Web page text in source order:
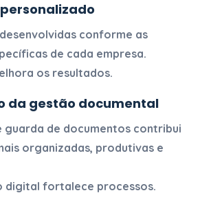
conforme as
de cada empresa.
os resultados.
da gestão documental
guarda de documentoscontribui
organizadas, produtivas e
digital fortalece processos.